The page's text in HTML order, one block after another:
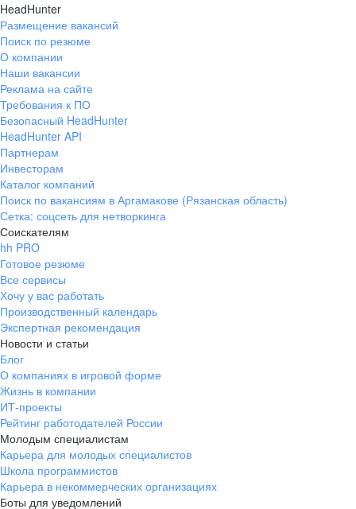
HeadHunter
Размещение вакансий
Поиск по резюме
О компании
Наши вакансии
Реклама на сайте
Требования к ПО
Безопасный HeadHunter
HeadHunter API
Партнерам
Инвесторам
Каталог компаний
Поиск по вакансиям в Аргамакове (Рязанская область)
Сетка: соцсеть для нетворкинга
Соискателям
hh PRO
Готовое резюме
Все сервисы
Хочу у вас работать
Производственный календарь
Экспертная рекомендация
Новости и статьи
Блог
О компаниях в игровой форме
Жизнь в компании
ИТ-проекты
Рейтинг работодателей России
Молодым специалистам
Карьера для молодых специалистов
Школа программистов
Карьера в некоммерческих организациях
Боты для уведомлений